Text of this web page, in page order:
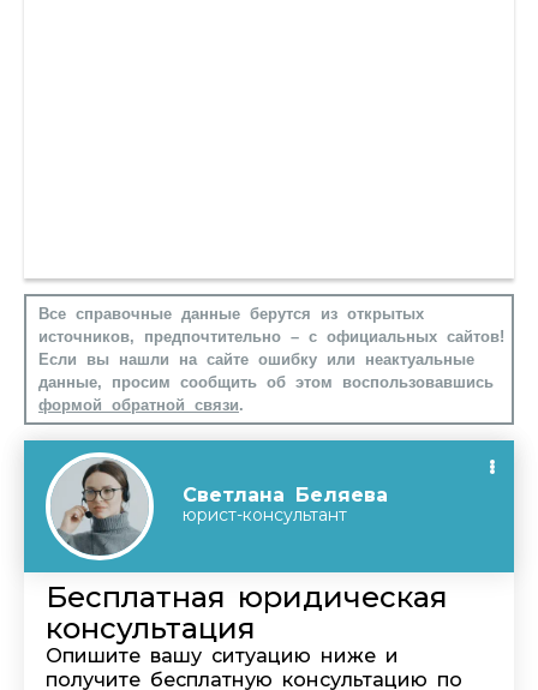
Все справочные данные берутся из открытых
источников, предпочтительно – с официальных сайтов!
Если вы нашли на сайте ошибку или неактуальные
данные, просим сообщить об этом воспользовавшись
формой обратной связи.